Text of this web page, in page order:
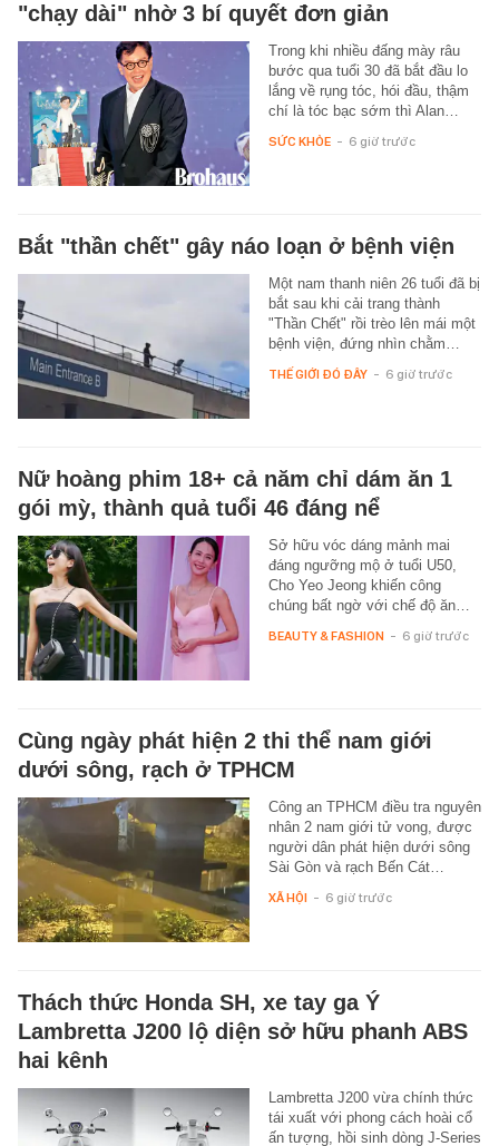
"chạy dài" nhờ 3 bí quyết đơn giản
Trong khi nhiều đấng mày râu
bước qua tuổi 30 đã bắt đầu lo
lắng về rụng tóc, hói đầu, thậm
chí là tóc bạc sớm thì Alan…
SỨC KHỎE - 6 giờ trước
Bắt "thần chết" gây náo loạn ở bệnh viện
Một nam thanh niên 26 tuổi đã bị
bắt sau khi cải trang thành
"Thần Chết" rồi trèo lên mái một
bệnh viện, đứng nhìn chằm…
THẾ GIỚI ĐÓ ĐÂY - 6 giờ trước
Nữ hoàng phim 18+ cả năm chỉ dám ăn 1
gói mỳ, thành quả tuổi 46 đáng nể
Sở hữu vóc dáng mảnh mai
đáng ngưỡng mộ ở tuổi U50,
Cho Yeo Jeong khiến công
chúng bất ngờ với chế độ ăn…
BEAUTY & FASHION - 6 giờ trước
Cùng ngày phát hiện 2 thi thể nam giới
dưới sông, rạch ở TPHCM
Công an TPHCM điều tra nguyên
nhân 2 nam giới tử vong, được
người dân phát hiện dưới sông
Sài Gòn và rạch Bến Cát…
XÃ HỘI - 6 giờ trước
Thách thức Honda SH, xe tay ga Ý
Lambretta J200 lộ diện sở hữu phanh ABS
hai kênh
Lambretta J200 vừa chính thức
tái xuất với phong cách hoài cổ
ấn tượng, hồi sinh dòng J-Series